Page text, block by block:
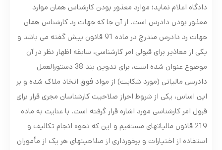
دادگاه اعلام نماید؛ موارد معذور بودن کارشناس همان موارد
معذور بودن دادرس است. از آن جا که جهات رد کارشناس همان
جهات رد دادرس مندرج در ماده 91 قانون پیش گفته می باشد و
یکی از معاذیر برای قبولی امر کارشناسی، سابقه اظهار نظر در آن
موضوع عنوان شده است، برای تدوین بند 38 دستورالعمل
دادرسی مالیاتی (مورد شکایت) از مواد فوق اتخاذ ملاک شده و بر
این اساس، یکی از شروط احراز صلاحیت کارشناسان مجری قرار برای
قبول امر کارشناسی مورد اشاره قرار گرفته است. با عنایت به ماده
219 قانون مالیاتهای مستقیم و این که نحوه انجام تکالیف و
استفاده از اختیارات و برخورداری از صلاحیتهای هر یک از مأموران